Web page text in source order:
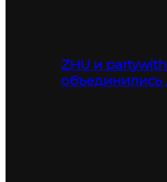
ZHU и
объединились